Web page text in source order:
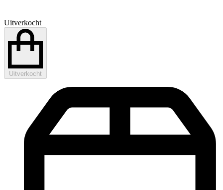
Uitverkocht
Uitverkocht